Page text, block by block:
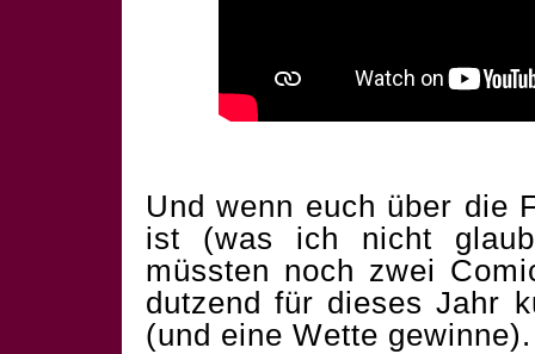
Und wenn euch über die
ist (was ich nicht
müssten noch zwei
dutzend für dieses Jahr
(und eine Wette